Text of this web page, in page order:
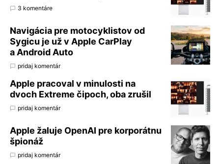
3 komentáre
Navigácia pre motocyklistov od
Sygicu je už v Apple CarPlay
a Android Auto
pridaj komentár
Apple pracoval v minulosti na
dvoch Extreme čipoch, oba zrušil
pridaj komentár
Apple žaluje OpenAI pre korporátnu
špionáž
pridaj komentár